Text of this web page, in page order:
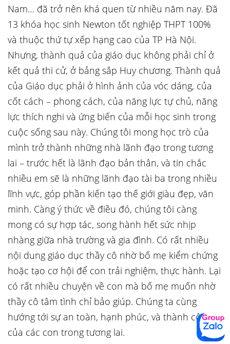
Nam… đã trở nên khá quen từ nhiều năm nay. Đã
13 khóa học sinh Newton tốt nghiệp THPT 100%
và thuộc thứ tự xếp hạng cao của TP Hà Nội.
Nhưng, thành quả của giáo dục không phải chỉ ở
kết quả thi cử, ở bảng sắp Huy chương. Thành quả
của Giáo dục phải ở hình ảnh của vóc dáng, của
cốt cách – phong cách, của năng lực tự chủ, năng
lực thích nghi và ứng biến của mỗi học sinh trong
cuộc sống sau này. Chúng tôi mong học trò của
mình trở thành những nhà lãnh đạo trong tương
lai – trước hết là lãnh đạo bản thân, và tin chắc
nhiều em sẽ là những lãnh đạo tài ba trong nhiều
lĩnh vực, góp phần kiến tạo thế giới giàu đẹp, văn
minh. Càng ý thức về điều đó, chúng tôi càng
mong có sự hợp tác, song hành hết sức nhịp
nhàng giữa nhà trường và gia đình. Có rất nhiều
nội dung giáo dục thầy cô nhờ bố mẹ kiểm chứng
hoặc tạo cơ hội để con trải nghiệm, thực hành. Lại
có rất nhiều chuyện về con mà bố mẹ muốn nhờ
thầy cô tâm tình chỉ bảo giúp. Chúng ta cùng
hướng tới sự an toàn, hạnh phúc, và thành công
của các con trong tương lai.